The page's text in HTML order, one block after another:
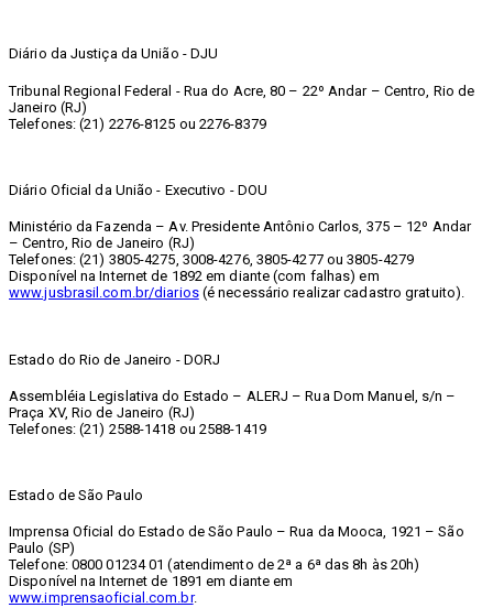
Diário da Justiça da União - DJU
Tribunal Regional Federal - Rua do Acre, 80 – 22º Andar – Centro, Rio de
Janeiro (RJ)
Telefones: (21) 2276-8125 ou 2276-8379
Diário Oficial da União - Executivo - DOU
Ministério da Fazenda – Av. Presidente Antônio Carlos, 375 – 12º Andar
– Centro, Rio de Janeiro (RJ)
Telefones: (21) 3805-4275, 3008-4276, 3805-4277 ou 3805-4279
Disponível na Internet de 1892 em diante (com falhas) em
www.jusbrasil.com.br/diarios(é necessário realizar cadastro gratuito).
Estado do Rio de Janeiro - DORJ
Assembléia Legislativa do Estado – ALERJ – Rua Dom Manuel, s/n –
Praça XV, Rio de Janeiro (RJ)
Telefones: (21) 2588-1418 ou 2588-1419
Estado de São Paulo
Imprensa Oficial do Estado de São Paulo – Rua da Mooca, 1921 – São
Paulo (SP)
Telefone: 0800 01234 01 (atendimento de 2ª a 6ª das 8h às 20h)
Disponível na Internet de 1891 em diante em
www.imprensaoficial.com.br.